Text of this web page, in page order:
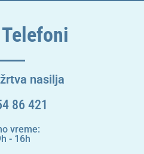
nasilja
86 421
vreme:
- 16h